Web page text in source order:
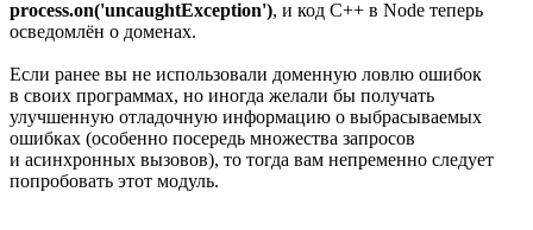
process.on('uncaughtException'), и код C++ в Node теперь
осведомлён о доменах.
Если ранее вы не использовали доменную ловлю ошибок
в своих программах, но иногда желали бы получать
улучшенную отладочную информацию о выбрасываемых
ошибках (особенно посередь множества запросов
и асинхронных вызовов), то тогда вам непременно следует
попробовать этот модуль.